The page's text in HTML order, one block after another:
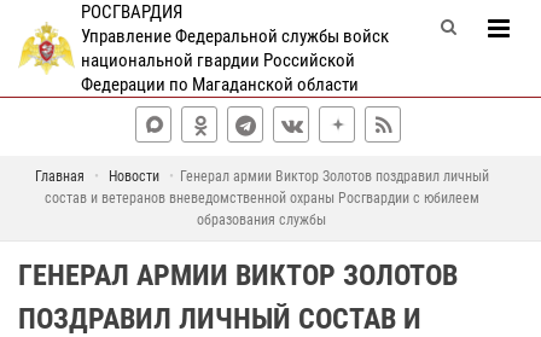
РОСГВАРДИЯ
Управление Федеральной службы войск
национальной гвардии Российской
Федерации по Магаданской области
Главная Новости
Генерал армии Виктор Золотов поздравил личный
состав и ветеранов вневедомственной охраны Росгвардии с юбилеем
образования службы
ГЕНЕРАЛ АРМИИ ВИКТОР ЗОЛОТОВ
ПОЗДРАВИЛ ЛИЧНЫЙ СОСТАВ И